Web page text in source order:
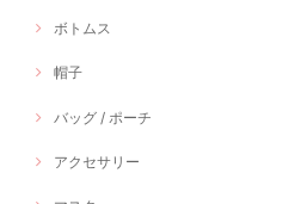
ボトムス
帽子
バッグ / ポーチ
アクセサリー